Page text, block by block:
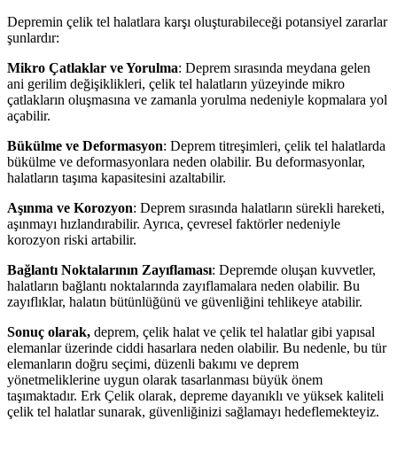
Depremin çelik tel halatlara karşı oluşturabileceği potansiyel zararlar
şunlardır:
Mikro Çatlaklar ve Yorulma: Deprem sırasında meydana gelen
ani gerilim değişiklikleri, çelik tel halatların yüzeyinde mikro
çatlakların oluşmasına ve zamanla yorulma nedeniyle kopmalara yol
açabilir.
Bükülme ve Deformasyon: Deprem titreşimleri, çelik tel halatlarda
bükülme ve deformasyonlara neden olabilir. Bu deformasyonlar,
halatların taşıma kapasitesini azaltabilir.
Aşınma ve Korozyon: Deprem sırasında halatların sürekli hareketi,
aşınmayı hızlandırabilir. Ayrıca, çevresel faktörler nedeniyle
korozyon riski artabilir.
Bağlantı Noktalarının Zayıflaması: Depremde oluşan kuvvetler,
halatların bağlantı noktalarında zayıflamalara neden olabilir. Bu
zayıflıklar, halatın bütünlüğünü ve güvenliğini tehlikeye atabilir.
Sonuç olarak, deprem, çelik halat ve çelik tel halatlar gibi yapısal
elemanlar üzerinde ciddi hasarlara neden olabilir. Bu nedenle, bu tür
elemanların doğru seçimi, düzenli bakımı ve deprem
yönetmeliklerine uygun olarak tasarlanması büyük önem
taşımaktadır. Erk Çelik olarak, depreme dayanıklı ve yüksek kaliteli
çelik tel halatlar sunarak, güvenliğinizi sağlamayı hedeflemekteyiz.